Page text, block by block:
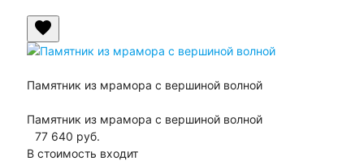
favorite
Памятник из мрамора с вершиной волной
Памятник из мрамора с вершиной волной
77 640 руб.
В стоимость входит